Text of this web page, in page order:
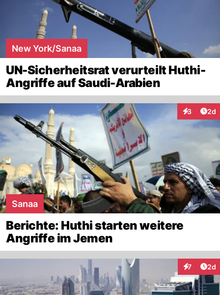
New York/Sanaa
UN-Sicherheitsrat verurteilt Huthi-
Angriffe auf Saudi-Arabien
3 2d
Sanaa
Berichte: Huthi starten weitere
Angriffe im Jemen
7 2d